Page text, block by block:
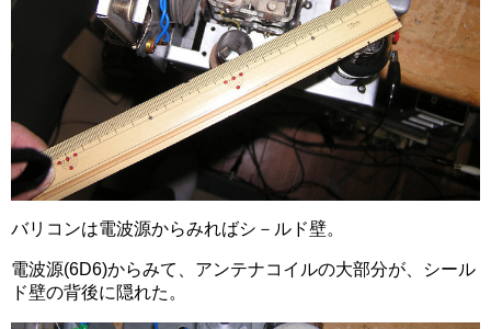
バリコンは電波源からみればシ－ルド壁。
電波源(6D6)からみて、アンテナコイルの大部分が、シール
ド壁の背後に隠れた。